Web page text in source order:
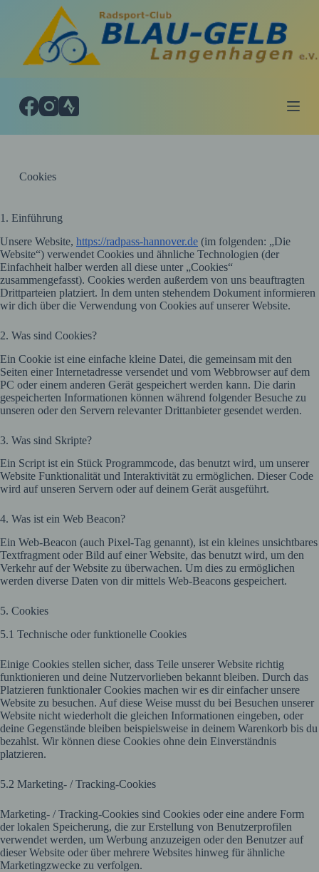
n
n
Cookies
1. Einführung
Unsere Website, https://radpass-hannover.de (im folgenden: „Die
Website“) verwendet Cookies und ähnliche Technologien (der
Einfachheit halber werden all diese unter „Cookies“
zusammengefasst). Cookies werden außerdem von uns beauftragten
Drittparteien platziert. In dem unten stehendem Dokument informieren
wir dich über die Verwendung von Cookies auf unserer Website.
2. Was sind Cookies?
Ein Cookie ist eine einfache kleine Datei, die gemeinsam mit den
Seiten einer Internetadresse versendet und vom Webbrowser auf dem
PC oder einem anderen Gerät gespeichert werden kann. Die darin
gespeicherten Informationen können während folgender Besuche zu
unseren oder den Servern relevanter Drittanbieter gesendet werden.
3. Was sind Skripte?
Ein Script ist ein Stück Programmcode, das benutzt wird, um unserer
Website Funktionalität und Interaktivität zu ermöglichen. Dieser Code
wird auf unseren Servern oder auf deinem Gerät ausgeführt.
4. Was ist ein Web Beacon?
Ein Web-Beacon (auch Pixel-Tag genannt), ist ein kleines unsichtbares
Textfragment oder Bild auf einer Website, das benutzt wird, um den
Verkehr auf der Website zu überwachen. Um dies zu ermöglichen
werden diverse Daten von dir mittels Web-Beacons gespeichert.
5. Cookies
5.1 Technische oder funktionelle Cookies
Einige Cookies stellen sicher, dass Teile unserer Website richtig
funktionieren und deine Nutzervorlieben bekannt bleiben. Durch das
Platzieren funktionaler Cookies machen wir es dir einfacher unsere
Website zu besuchen. Auf diese Weise musst du bei Besuchen unserer
Website nicht wiederholt die gleichen Informationen eingeben, oder
deine Gegenstände bleiben beispielsweise in deinem Warenkorb bis du
bezahlst. Wir können diese Cookies ohne dein Einverständnis
platzieren.
5.2 Marketing- / Tracking-Cookies
Marketing- / Tracking-Cookies sind Cookies oder eine andere Form
der lokalen Speicherung, die zur Erstellung von Benutzerprofilen
verwendet werden, um Werbung anzuzeigen oder den Benutzer auf
dieser Website oder über mehrere Websites hinweg für ähnliche
Marketingzwecke zu verfolgen.